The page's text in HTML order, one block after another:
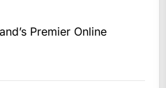
Premier Online